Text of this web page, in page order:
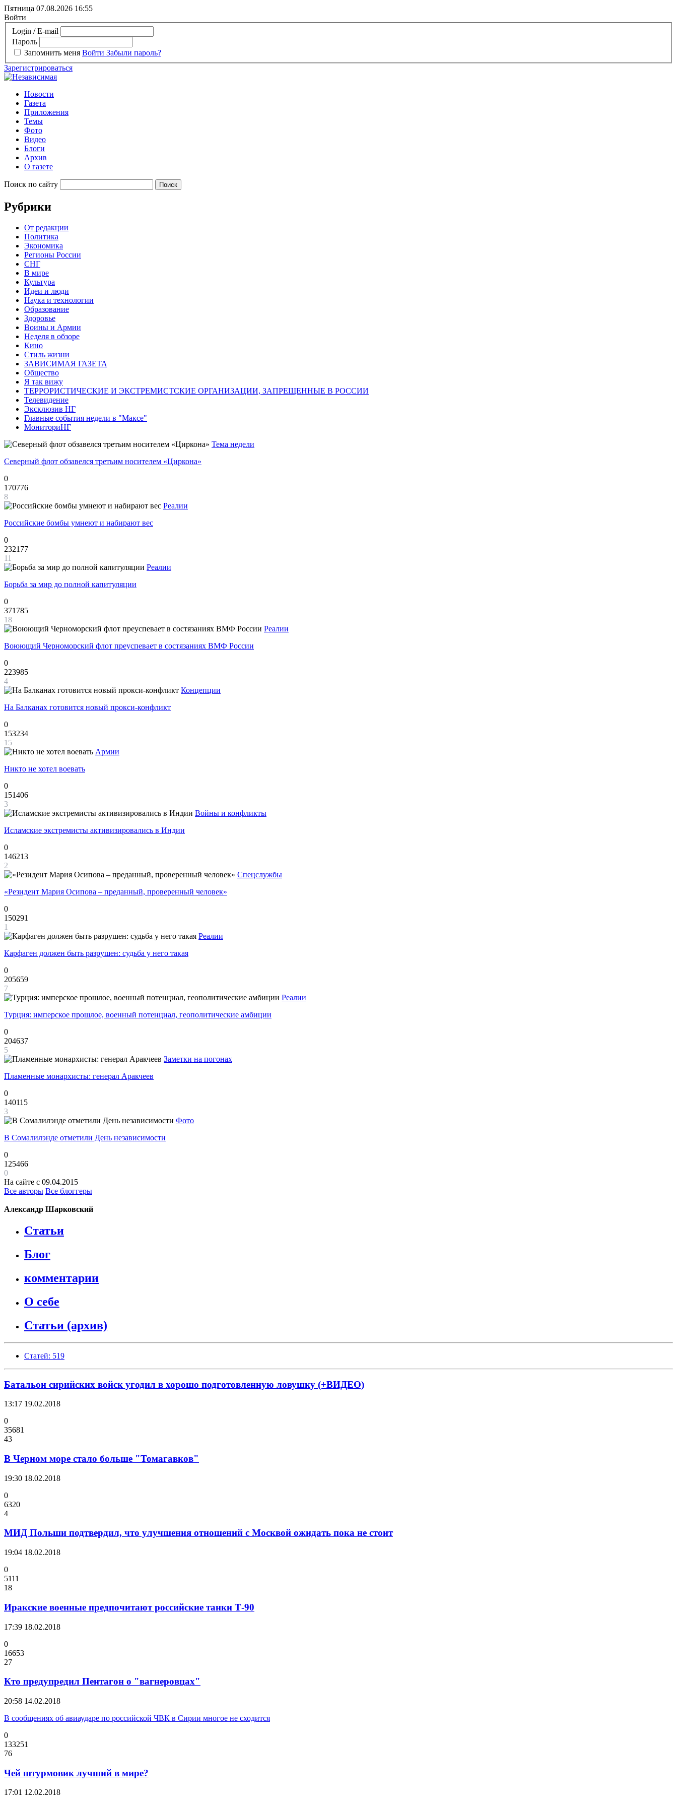
Пятница 07.08.2026 16:55
Войти
Login / E-mail
Пароль
Запомнить меня Войти Забыли пароль?
Зарегистрироваться
Новости
Газета
Приложения
Темы
Фото
Видео
Блоги
Архив
О газете
Поиск по сайту
Рубрики
От редакции
Политика
Экономика
Регионы России
СНГ
В мире
Культура
Идеи и люди
Наука и технологии
Образование
Здоровье
Воины и Армии
Неделя в обзоре
Кино
Стиль жизни
ЗАВИСИМАЯ ГАЗЕТА
Общество
Я так вижу
ТЕРРОРИСТИЧЕСКИЕ И ЭКСТРЕМИСТСКИЕ ОРГАНИЗАЦИИ, ЗАПРЕЩЕННЫЕ В РОССИИ
Телевидение
Эксклюзив НГ
Главные события недели в "Максе"
МониториНГ
Тема недели
Северный флот обзавелся третьим носителем «Циркона»
0
170776
8
Реалии
Российские бомбы умнеют и набирают вес
0
232177
11
Реалии
Борьба за мир до полной капитуляции
0
371785
18
Реалии
Воюющий Черноморский флот преуспевает в состязаниях ВМФ России
0
223985
4
Концепции
На Балканах готовится новый прокси-конфликт
0
153234
15
Армии
Никто не хотел воевать
0
151406
3
Войны и конфликты
Исламские экстремисты активизировались в Индии
0
146213
2
Спецслужбы
«Резидент Мария Осипова – преданный, проверенный человек»
0
150291
1
Реалии
Карфаген должен быть разрушен: судьба у него такая
0
205659
7
Реалии
Турция: имперское прошлое, военный потенциал, геополитические амбиции
0
204637
5
Заметки на погонах
Пламенные монархисты: генерал Аракчеев
0
140115
3
Фото
В Сомалилэнде отметили День независимости
0
125466
0
На сайте с 09.04.2015
Все авторы Все блоггеры
Александр Шарковский
Статьи
Блог
комментарии
О себе
Статьи (архив)
Статей: 519
Батальон сирийских войск угодил в хорошо подготовленную ловушку (+ВИДЕО)
13:17 19.02.2018
0
35681
43
В Черном море стало больше "Томагавков"
19:30 18.02.2018
0
6320
4
МИД Польши подтвердил, что улучшения отношений с Москвой ожидать пока не стоит
19:04 18.02.2018
0
5111
18
Иракские военные предпочитают российские танки Т-90
17:39 18.02.2018
0
16653
27
Кто предупредил Пентагон о "вагнеровцах"
20:58 14.02.2018
В сообщениях об авиаударе по российской ЧВК в Сирии многое не сходится
0
133251
76
Чей штурмовик лучший в мире?
17:01 12.02.2018